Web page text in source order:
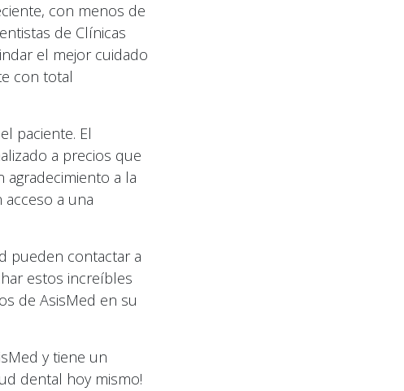
con menos de
de Clínicas
el mejor cuidado
con total
paciente. El
a precios que
a la
a una
pueden contactar a
estos increíbles
de AsisMed en su
y tiene un
dental hoy mismo!